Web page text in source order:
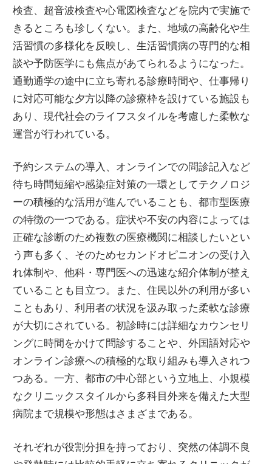
検査、超音波検査や心電図検査などを院内で実施で
きるところも珍しくない。また、地域の高齢化や生
活習慣の多様化を反映し、生活習慣病の専門的な相
談や予防医学にも焦点があてられるようになった。
通勤通学の途中に立ち寄れる診療時間や、仕事帰り
に対応可能な夕方以降の診療枠を設けている施設も
あり、現代社会のライフスタイルを考慮した柔軟な
運営が行われている。
予約システムの導入、オンラインでの問診記入など
待ち時間短縮や感染症対策の一環としてテクノロジ
ーの積極的な活用が進んでいることも、都市型医療
の特徴の一つである。症状や不安の内容によっては
正確な診断のため複数の医療機関に相談したいとい
う声も多く、そのためセカンドオピニオンの受け入
れ体制や、他科・専門医への迅速な紹介体制が整え
ていることも目立つ。また、住民以外の利用が多い
こともあり、利用者の状況を汲み取った柔軟な診療
が大切にされている。初診時には詳細なカウンセリ
ングに時間をかけて問診することや、外国語対応や
オンライン診療への積極的な取り組みも導入されつ
つある。一方、都市の中心部という立地上、小規模
なクリニックスタイルから多科目外来を備えた大型
病院まで規模や形態はさまざまである。
それぞれが役割分担を持っており、突然の体調不良